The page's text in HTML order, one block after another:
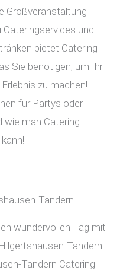
Großveranstaltung
und
bietet Catering
Sie benötigen, um Ihr
zu machen!
für Partys oder
wie man Catering
Tandern
wundervollen Tag mit
Tandern
Tandern Catering